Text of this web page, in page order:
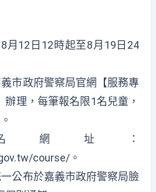
月12日12時起至8月19日24
市政府警察局官網【服務專
辦理，每筆報名限1名兒童，
網址：
course/。
公布於嘉義市政府警察局臉